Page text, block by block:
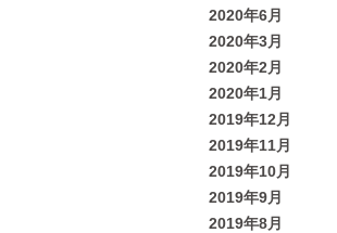
2020年6月
2020年3月
2020年2月
2020年1月
2019年12月
2019年11月
2019年10月
2019年9月
2019年8月